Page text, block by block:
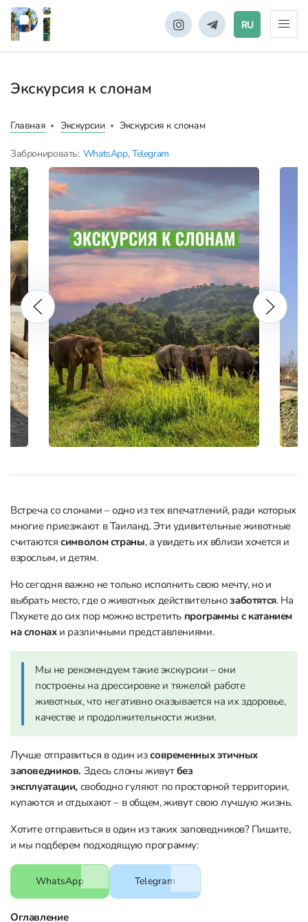
RU
Экскурсия к слонам
Главная Экскурсии Экскурсия к слонам
Забронировать: WhatsApp,Telegram
Встреча со слонами – одно из тех впечатлений, ради которых
многие приезжают в Таиланд. Эти удивительные животные
считаютсясимволом страны, а увидеть их вблизи хочется и
взрослым, и детям.
Но сегодня важно не только исполнить свою мечту, но и
выбрать место, где о животных действительнозаботятся. На
Пхукете до сих пор можно встретить программы с катанием
на слонахи различными представлениями.
Мы не рекомендуем такие экскурсии – они
построены на дрессировке и тяжелой работе
животных, что негативно сказывается на их здоровье,
качестве и продолжительности жизни.
Лучше отправиться в один изсовременных этичных
заповедников. Здесь слоны живутбез
эксплуатации, свободно гуляют по просторной территории,
купаются и отдыхают – в общем, живут свою лучшую жизнь.
Хотите отправиться в один из таких заповедников? Пишите,
и мы подберем подходящую программу:
WhatsApp Telegram
Оглавление